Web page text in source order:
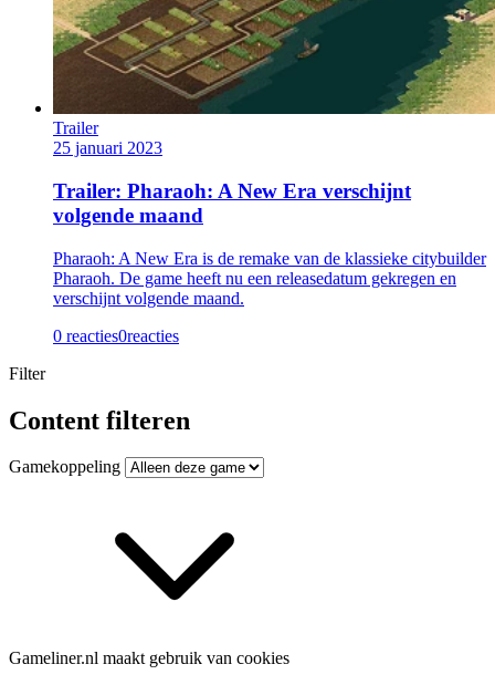
Trailer
25 januari 2023
Trailer: Pharaoh: A New Era verschijnt
volgende maand
Pharaoh: A New Era is de remake van de klassieke citybuilder
Pharaoh. De game heeft nu een releasedatum gekregen en
verschijnt volgende maand.
0 reacties0reacties
Filter
Content filteren
Gamekoppeling
Gameliner.nl maakt gebruik van cookies